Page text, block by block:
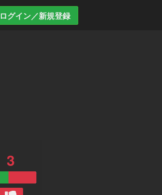
ログイン／新規登録
3